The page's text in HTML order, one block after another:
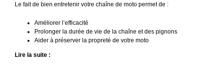
Le fait de bien entretenir votre chaîne de moto permet de :
Améliorer l’efficacité
Prolonger la durée de vie de la chaîne et des pignons
Aider à préserver la propreté de votre moto
Lire la suite :